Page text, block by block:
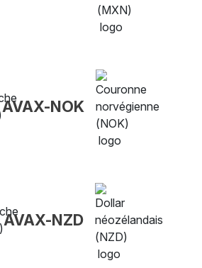
AVAX-NOK
AVAX-NZD